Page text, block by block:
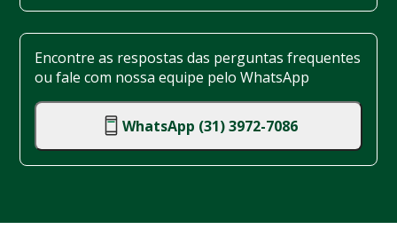
Encontre as respostas das perguntas frequentes
ou fale com nossa equipe pelo WhatsApp
WhatsApp (31) 3972-7086